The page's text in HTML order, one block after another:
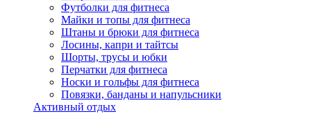
Футболки для фитнеса
Майки и топы для фитнеса
Штаны и брюки для фитнеса
Лосины, капри и тайтсы
Шорты, трусы и юбки
Перчатки для фитнеса
Носки и гольфы для фитнеса
Повязки, банданы и напульсники
Активный отдых